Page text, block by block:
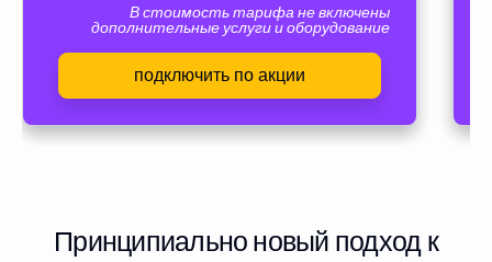
В стоимость тарифа не включены
дополнительные услуги и оборудование
подключить по акции
Принципиально новый подход к